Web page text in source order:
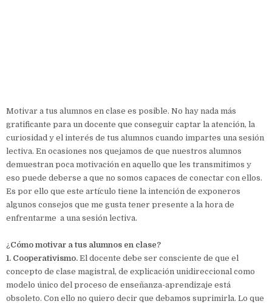
Motivar a tus alumnos en clase es posible. No hay nada más
gratificante para un docente que conseguir captar la atención, la
curiosidad y el interés de tus alumnos cuando impartes una sesión
lectiva. En ocasiones nos quejamos de que nuestros alumnos
demuestran poca motivación en aquello que les transmitimos y
eso puede deberse a que no somos capaces de conectar con ellos.
Es por ello que este artículo tiene la intención de exponeros
algunos consejos que me gusta tener presente a la hora de
enfrentarme a una sesión lectiva.
¿ Cómo motivar a tus alumnos en clase?
1. Cooperativismo. El docente debe ser consciente de que el
concepto de clase magistral, de explicación unidireccional como
modelo único del proceso de enseñanza-aprendizaje está
obsoleto. Con ello no quiero decir que debamos suprimirla. Lo que